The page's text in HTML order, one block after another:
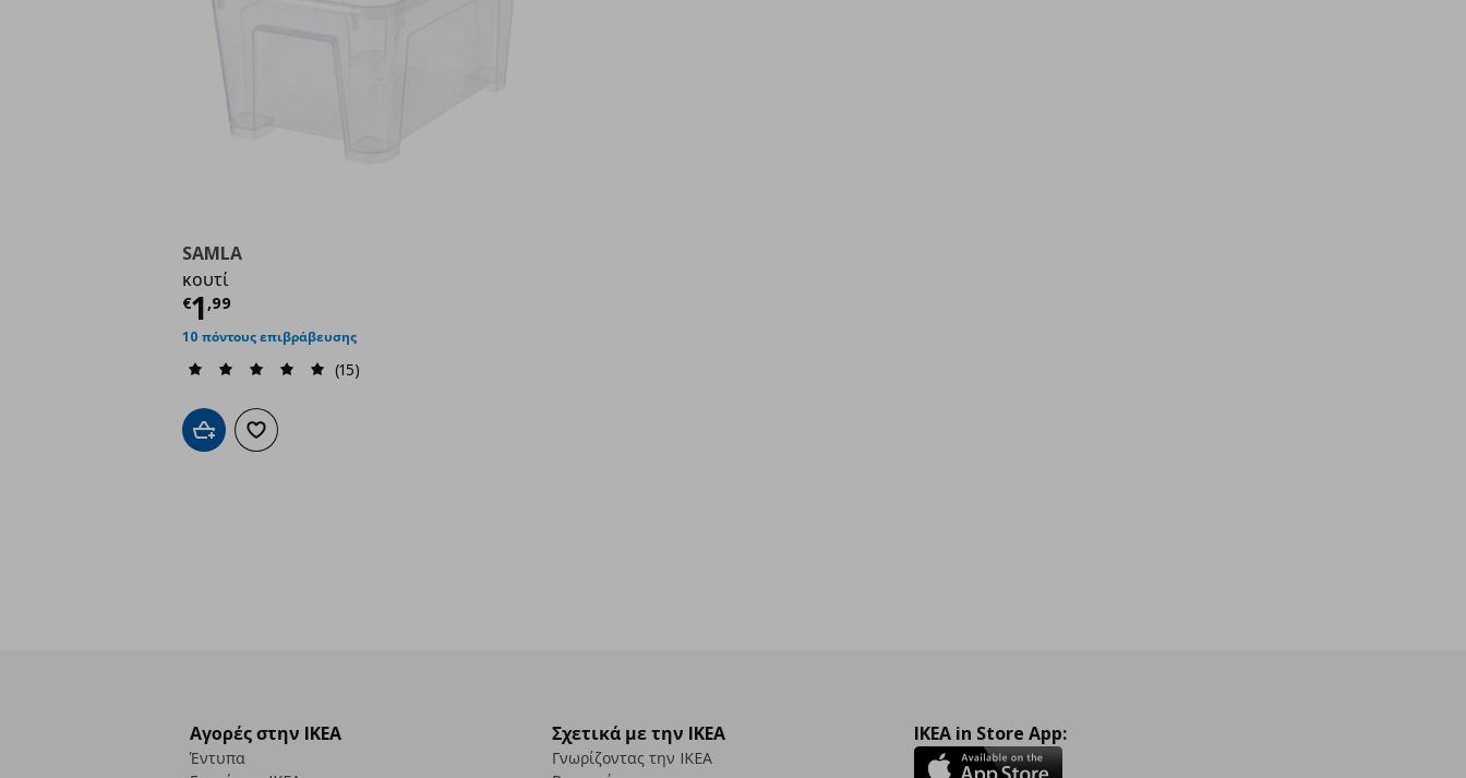
SAMLA
κουτί
€1,99
Τρέχουσα τιμή
10 πόντους επιβράβευσης
(15)
Προσθήκη στο καλάθι
Προσθήκη στα αγαπημένα
Αγορές στην IKEA
Έντυπα
Σχετικά με την IKEA
Γνωρίζοντας την IKEA
IKEA in Store App: